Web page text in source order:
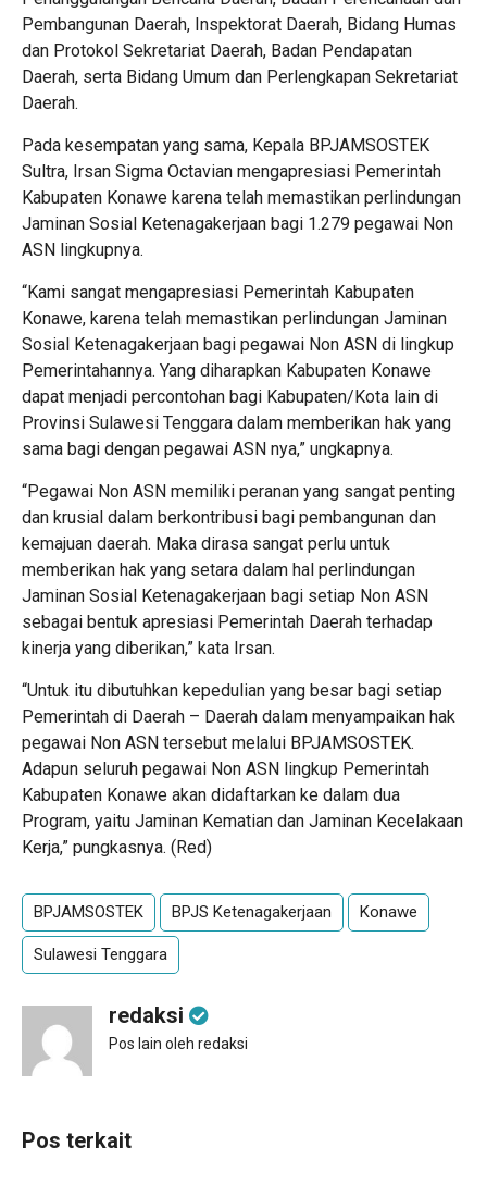
Pembangunan Daerah, Inspektorat Daerah, Bidang Humas
dan Protokol Sekretariat Daerah, Badan Pendapatan
Daerah, serta Bidang Umum dan Perlengkapan Sekretariat
Daerah.
Pada kesempatan yang sama, Kepala BPJAMSOSTEK
Sultra, Irsan Sigma Octavian mengapresiasi Pemerintah
Kabupaten Konawe karena telah memastikan perlindungan
Jaminan Sosial Ketenagakerjaan bagi 1.279 pegawai Non
ASN lingkupnya.
“Kami sangat mengapresiasi Pemerintah Kabupaten
Konawe, karena telah memastikan perlindungan Jaminan
Sosial Ketenagakerjaan bagi pegawai Non ASN di lingkup
Pemerintahannya. Yang diharapkan Kabupaten Konawe
dapat menjadi percontohan bagi Kabupaten/Kota lain di
Provinsi Sulawesi Tenggara dalam memberikan hak yang
sama bagi dengan pegawai ASN nya,” ungkapnya.
“Pegawai Non ASN memiliki peranan yang sangat penting
dan krusial dalam berkontribusi bagi pembangunan dan
kemajuan daerah. Maka dirasa sangat perlu untuk
memberikan hak yang setara dalam hal perlindungan
Jaminan Sosial Ketenagakerjaan bagi setiap Non ASN
sebagai bentuk apresiasi Pemerintah Daerah terhadap
kinerja yang diberikan,” kata Irsan.
“Untuk itu dibutuhkan kepedulian yang besar bagi setiap
Pemerintah di Daerah – Daerah dalam menyampaikan hak
pegawai Non ASN tersebut melalui BPJAMSOSTEK.
Adapun seluruh pegawai Non ASN lingkup Pemerintah
Kabupaten Konawe akan didaftarkan ke dalam dua
Program, yaitu Jaminan Kematian dan Jaminan Kecelakaan
Kerja,” pungkasnya. (Red)
BPJAMSOSTEK BPJS Ketenagakerjaan Konawe
Sulawesi Tenggara
redaksi
Pos lain oleh redaksi
Pos terkait